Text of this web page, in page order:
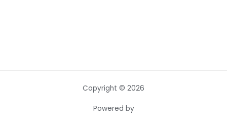
Copyright © 2026
Powered by